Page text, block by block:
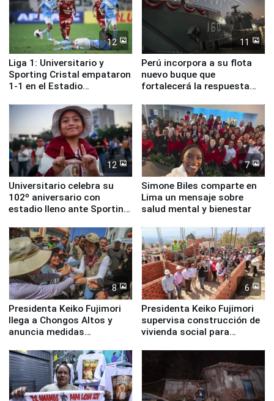
12
Liga 1: Universitario y
Sporting Cristal empataron
1-1 en el Estadio
11
Perú incorpora a su flota
nuevo buque que
fortalecerá la respuesta
12
Universitario celebra su
102º aniversario con
estadio lleno ante Sporting
7
Simone Biles comparte en
Lima un mensaje sobre
salud mental y bienestar
8
Presidenta Keiko Fujimori
llega a Chongos Altos y
anuncia medidas
educación, salud y empleo
6
Presidenta Keiko Fujimori
supervisa construcción de
vivienda social para